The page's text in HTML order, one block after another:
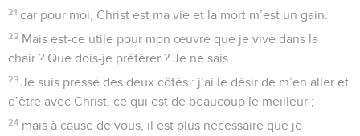
21 car pour moi, Christ est ma vie et la mort m’est un gain.
22 Mais est-ce utile pour mon œuvre que je vive dans la
chair ? Que dois-je préférer ? Je ne sais.
23 Je suis pressé des deux côtés : j’ai le désir de m’en aller et
d’être avec Christ, ce qui est de beaucoup le meilleur ;
24 mais à cause de vous, il est plus nécessaire que je